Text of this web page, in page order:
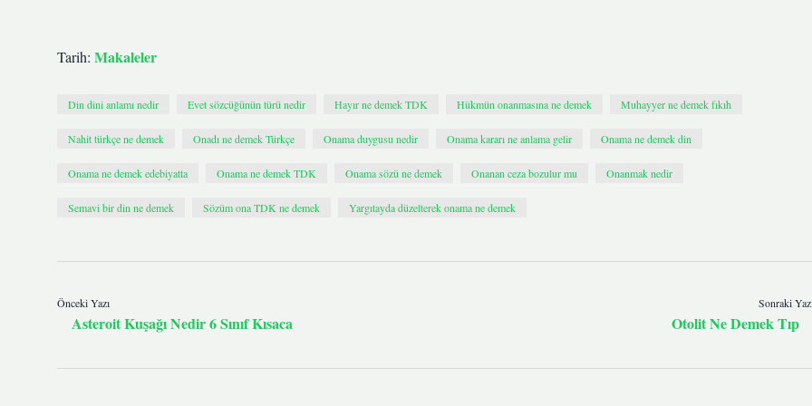
Tarih: Makaleler
Din dini anlamı nedir Evet sözcüğünün türü nedir Hayır ne demek TDK Hükmün onanmasına ne demek Muhayyer ne demek fıkıh
Nahit türkçe ne demek Onadı ne demek Türkçe Onama duygusu nedir Onama kararı ne anlama gelir Onama ne demek din
Onama ne demek edebiyatta Onama ne demek TDK Onama sözü ne demek Onanan ceza bozulur mu Onanmak nedir
Semavi bir din ne demek Sözüm ona TDK ne demek Yargıtayda düzelterek onama ne demek
Önceki Yazı
Asteroit Kuşağı Nedir 6 Sınıf Kısaca
Sonraki
Otolit Ne Demek Tıp